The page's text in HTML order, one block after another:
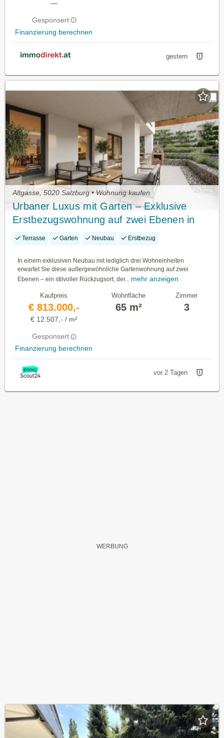
—
Gesponsert
Finanzierung berechnen
gestern
Altgasse, 5020 Salzburg • Wohnung kaufen
Urbaner Luxus mit Garten – Exklusive
Erstbezugswohnung auf zwei Ebenen in
Salzburg
Terrasse Garten Neubau Erstbezug
In einem exklusiven Neubau mit lediglich drei Wohneinheiten
erwartet Sie diese außergewöhnliche Gartenwohnung auf zwei
Ebenen – ein stilvoller Rückzugsort, der... mehr anzeigen
Kaufpreis
€ 813.000,-
€ 12.507,- / m²
Gesponsert
Finanzierung berechnen
Wohnfläche
65 m²
Zimmer
3
vor 2 Tagen